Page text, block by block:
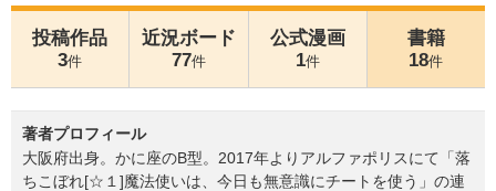
投稿作品
3件
近況ボード
77件
公式漫画
1件
書籍
18件
著者プロフィール
大阪府出身。かに座のB型。2017年よりアルファポリスにて「落
ちこぼれ[☆１]魔法使いは、今日も無意識にチートを使う」の連